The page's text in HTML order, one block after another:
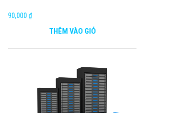
90,000 ₫
THÊM VÀO GIỎ